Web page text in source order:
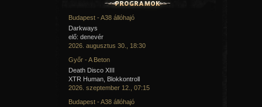
Budapest - A38 állóhajó
Darkways
elő: denevér
2026. augusztus 30., 18:30
Győr - A Beton
Death Disco XIII
XTR Human, Blokkontroll
2026. szeptember 12., 07:15
Budapest - A38 állóhajó